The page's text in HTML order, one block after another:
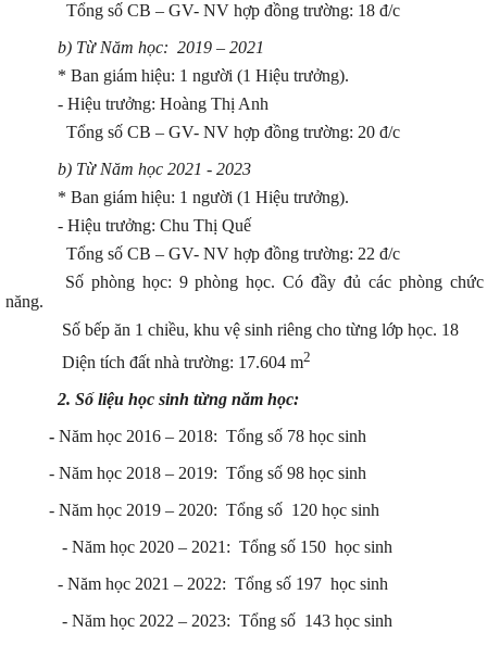
Tổng số CB – GV- NV hợp đồng trường: 18 đ/c
b) Từ Năm học: 2019 – 2021
* Ban giám hiệu: 1 người (1 Hiệu trưởng).
- Hiệu trưởng: Hoàng Thị Anh
Tổng số CB – GV- NV hợp đồng trường: 20 đ/c
b) Từ Năm học 2021 - 2023
* Ban giám hiệu: 1 người (1 Hiệu trưởng).
- Hiệu trưởng: Chu Thị Quế
Tổng số CB – GV- NV hợp đồng trường: 22 đ/c
Số phòng học: 9 phòng học. Có đầy đủ các phòng chức
năng.
Số bếp ăn 1 chiều, khu vệ sinh riêng cho từng lớp học. 18
Diện tích đất nhà trường: 17.604 m2
2. Số liệu học sinh từng năm học:
- Năm học 2016 – 2018: Tổng số 78 học sinh
- Năm học 2018 – 2019: Tổng số 98 học sinh
- Năm học 2019 – 2020: Tổng số 120 học sinh
- Năm học 2020 – 2021: Tổng số 150 học sinh
- Năm học 2021 – 2022: Tổng số 197 học sinh
- Năm học 2022 – 2023: Tổng số 143 học sinh